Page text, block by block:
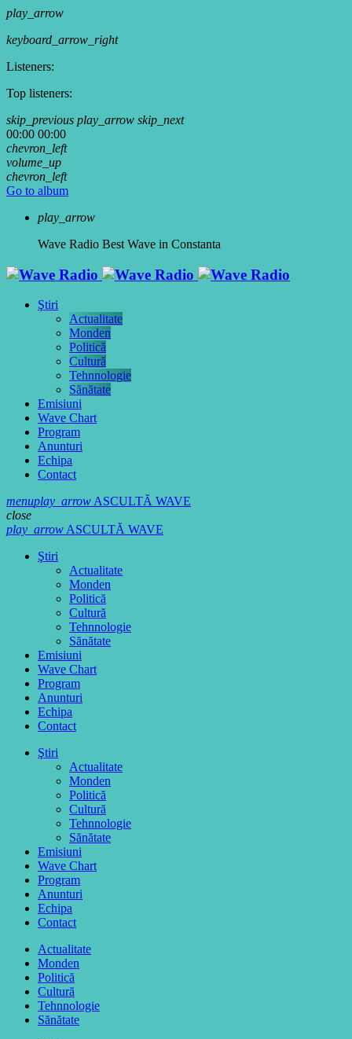
play_arrow
keyboard_arrow_right
Listeners:
Top listeners:
skip_previous play_arrow skip_next
00:00 00:00
chevron_left
volume_up
chevron_left
Go to album
play_arrow
Wave Radio Best Wave in Constanta
Ştiri
Actualitate
Monden
Politică
Cultură
Tehnnologie
Sănătate
Emisiuni
Wave Chart
Program
Anunturi
Echipa
Contact
menuplay_arrowASCULTĂ WAVE
close
play_arrowASCULTĂ WAVE
Ştiri
Actualitate
Monden
Politică
Cultură
Tehnnologie
Sănătate
Emisiuni
Wave Chart
Program
Anunturi
Echipa
Contact
Ştiri
Actualitate
Monden
Politică
Cultură
Tehnnologie
Sănătate
Emisiuni
Wave Chart
Program
Anunturi
Echipa
Contact
Actualitate
Monden
Politică
Cultură
Tehnnologie
Sănătate